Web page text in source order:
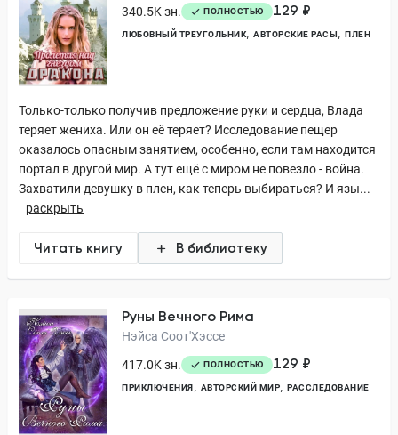
340.5K зн.
ПОЛНОСТЬЮ 129 ₽
ЛЮБОВНЫЙ ТРЕУГОЛЬНИК АВТОРСКИЕ РАСЫ ПЛЕН
Только-только получив предложение руки и сердца, Влада
теряет жениха. Или он её теряет? Исследование пещер
оказалось опасным занятием, особенно, если там находится
портал в другой мир. А тут ещё с миром не повезло - война.
Захватили девушку в плен, как теперь выбираться? И язы...
раскрыть
Читать книгу В библиотеку
Руны Вечного Рима
Нэйса Соот'Хэссе
417.0K зн.
ПОЛНОСТЬЮ 129 ₽
ПРИКЛЮЧЕНИЯ АВТОРСКИЙ МИР РАССЛЕДОВАНИЕ